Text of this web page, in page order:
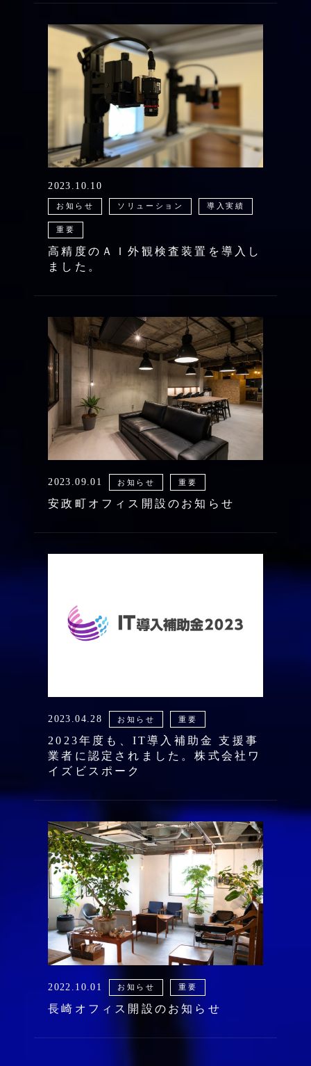
2023.10.10
お知らせ ソリューション 導入実績
重要
高精度のＡＩ外観検査装置を導入し
ました。
2023.09.01 お知らせ 重要
安政町オフィス開設のお知らせ
2023.04.28 お知らせ 重要
2023年度も、IT導入補助金 支援事
業者に認定されました。株式会社ワ
イズビスポーク
2022.10.01 お知らせ 重要
長崎オフィス開設のお知らせ